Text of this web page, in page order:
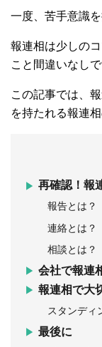
一度、苦手意識
報連相は少しの
こと間違いなしで
この記事では、
を持たれる報連
再確認！報
報告とは？
連絡とは？
相談とは？
会社で報連
報連相で大
スタンディ
最後に